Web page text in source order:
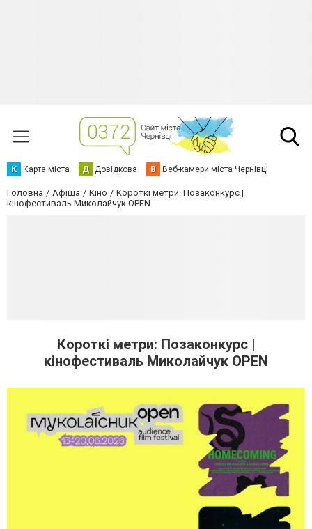
К Карта міста Д Довідкова В Веб-камери міста Чернівці
Головна Афіша Кіно
Короткі метри: Позаконкурс |
кінофестиваль Миколайчук OPEN
Короткі метри: Позаконкурс |
кінофестиваль Миколайчук OPEN